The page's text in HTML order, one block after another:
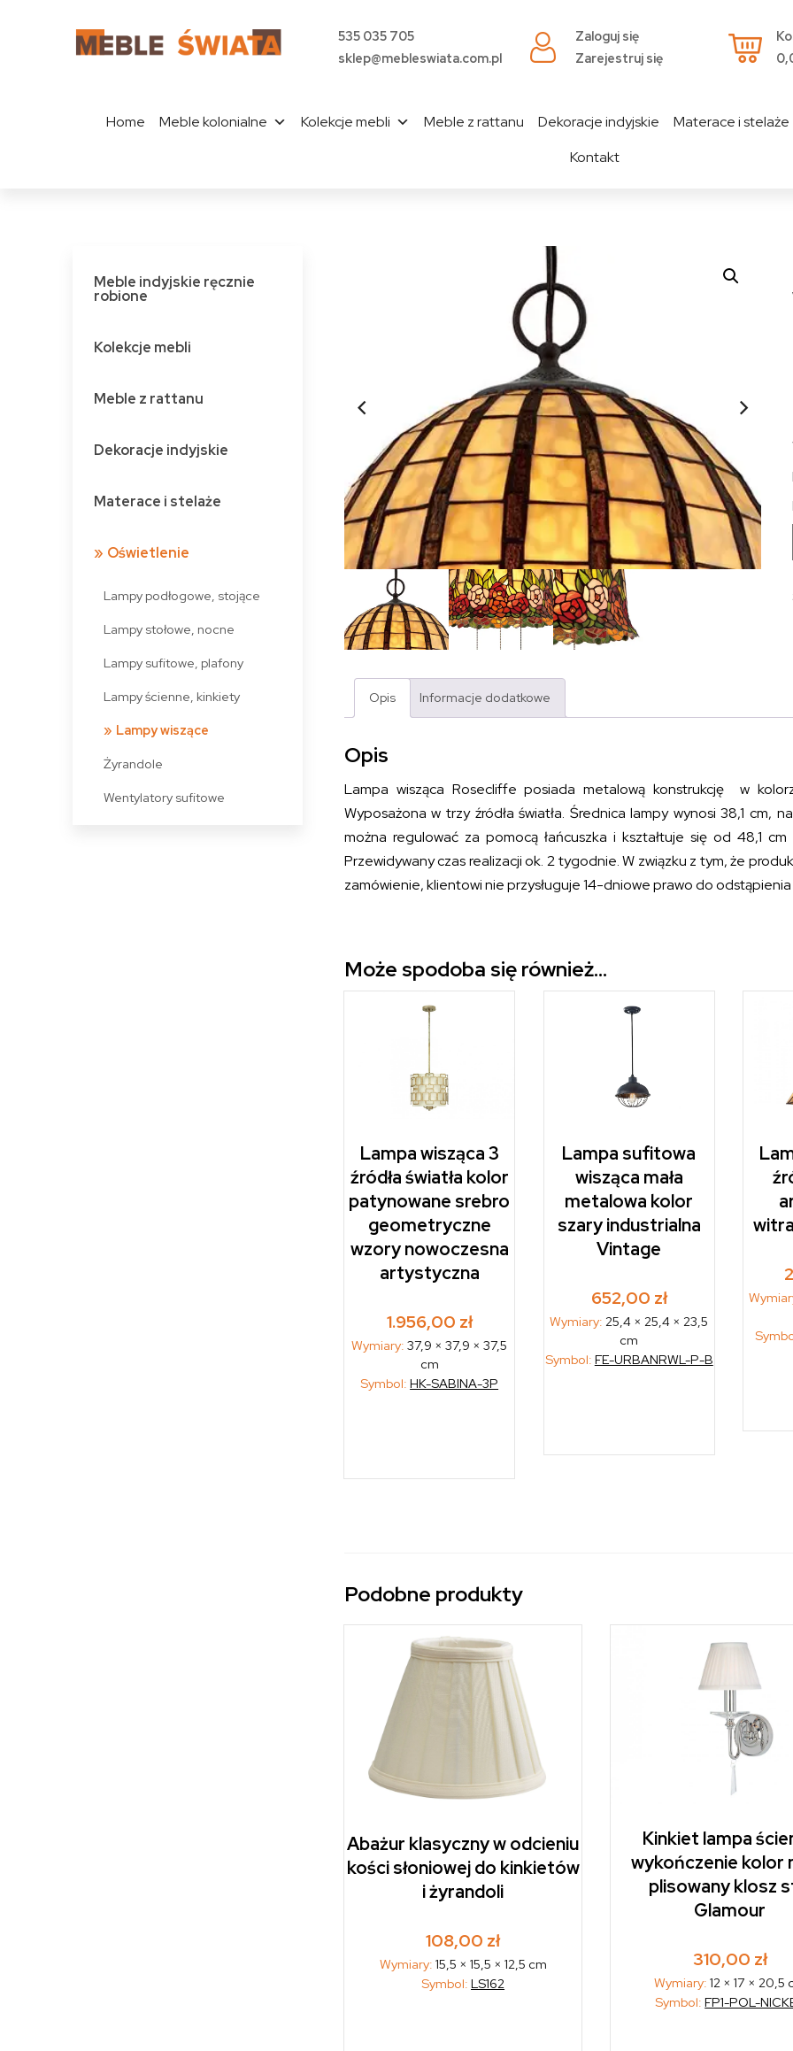
535 035 705
sklep@mebleswiata.com.pl
Zaloguj się
Zarejestruj się
Home Meble kolonialne Kolekcje mebli Meble z rattanu Dekoracje indyjskie
Materace i stelaże
Kontakt
Meble indyjskie ręcznie
robione
Kolekcje mebli
Meble z rattanu
Dekoracje indyjskie
Materace i stelaże
Oświetlenie
Lampy podłogowe, stojące
Lampy stołowe, nocne
Lampy sufitowe, plafony
Lampy ścienne, kinkiety
Lampy wiszące
Żyrandole
Wentylatory sufitowe
Opis Informacje dodatkowe
Opis
Lampa wisząca Rosecliffe posiada metalową konstrukcję w
Wyposażona w trzy źródła światła. Średnica lampy wynosi 38,1 cm,
można regulować za pomocą łańcuszka i kształtuje się od 48,1
Przewidywany czas realizacji ok. 2 tygodnie. W związku z tym, że
zamówienie, klientowi nie przysługuje 14-dniowe prawo do
Może spodoba się również…
Lampa wisząca 3
źródła światła kolor
patynowane srebro
geometryczne
wzory nowoczesna
artystyczna
1.956,00 zł
Wymiary:37,9 × 37,9 × 37,5
cm
Symbol:HK-SABINA-3P
Lampa sufitowa
wisząca mała
metalowa kolor
szary industrialna
Vintage
652,00 zł
Wymiary: 25,4 × 25,4 × 23,5
cm
Symbol: FE-URBANRWL-P-B
Podobne produkty
Abażur klasyczny w odcieniu
kości słoniowej do kinkietów
i żyrandoli
108,00 zł
Wymiary: 15,5 × 15,5 × 12,5 cm
Symbol:LS162
Kinkiet lampa
wykończenie kolor
plisowany klosz
Glamour
310,00 zł
Wymiary: 12 × 17 × 20,5
Symbol:FP1-POL-